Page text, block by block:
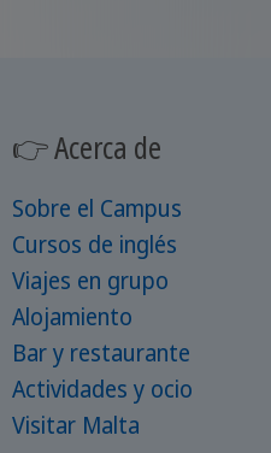
👉 Acerca de
Sobre el Campus
Cursos de inglés
Viajes en grupo
Alojamiento
Bar y restaurante
Actividades y ocio
Visitar Malta